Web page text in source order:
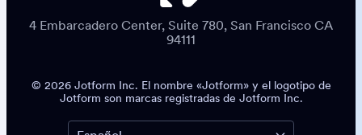
4 Embarcadero Center, Suite 780, San Francisco CA
94111
© 2026 Jotform Inc. El nombre «Jotform» y el logotipo de
Jotform son marcas registradas de Jotform Inc.